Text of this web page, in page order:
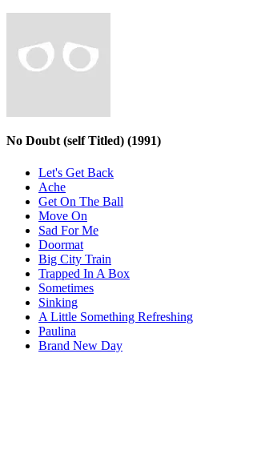
No Doubt (self Titled) (1991)
Let's Get Back
Ache
Get On The Ball
Move On
Sad For Me
Doormat
Big City Train
Trapped In A Box
Sometimes
Sinking
A Little Something Refreshing
Paulina
Brand New Day